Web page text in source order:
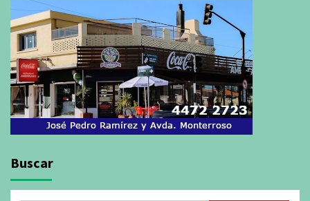
Buscar